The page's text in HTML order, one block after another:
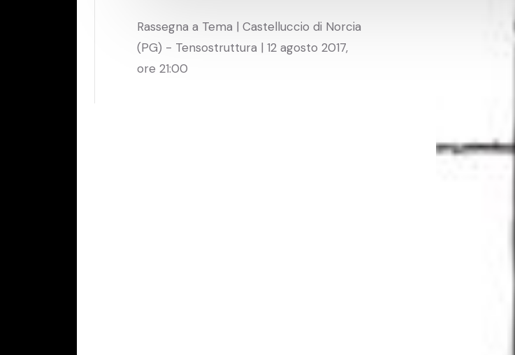
Rassegna a Tema | Castelluccio di Norcia
(PG) - Tensostruttura | 12 agosto 2017,
ore 21:00